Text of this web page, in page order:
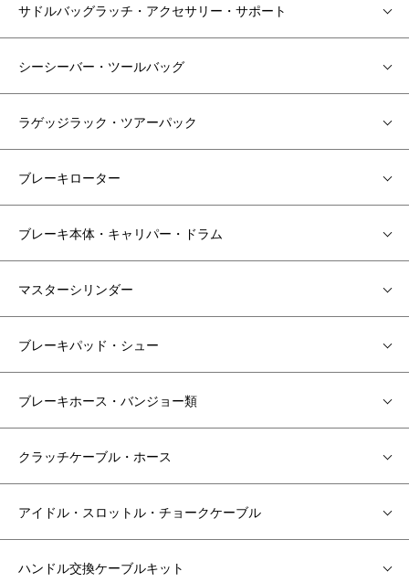
サドルバッグラッチ・アクセサリー・サポート
シーシーバー・ツールバッグ
ラゲッジラック・ツアーパック
ブレーキローター
ブレーキ本体・キャリパー・ドラム
マスターシリンダー
ブレーキパッド・シュー
ブレーキホース・バンジョー類
クラッチケーブル・ホース
アイドル・スロットル・チョークケーブル
ハンドル交換ケーブルキット